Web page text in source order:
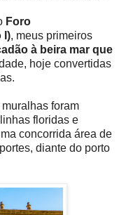
Foro
I), meus primeiros
à beira mar que
hoje convertidas
foram
floridas e
concorrida área de
diante do porto